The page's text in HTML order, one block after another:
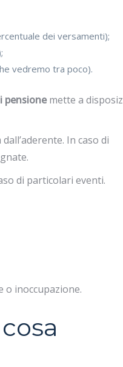
dei versamenti);
vedremo tra poco).
pensionemette a
In caso di
di particolari eventi.
o inoccupazione.